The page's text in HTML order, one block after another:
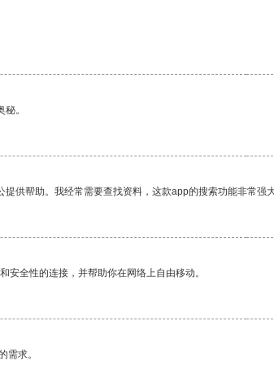
。
供帮助。我经常需要查找资料，这款app的搜索功能非常强
安全性的连接，并帮助你在网络上自由移动。
需求。